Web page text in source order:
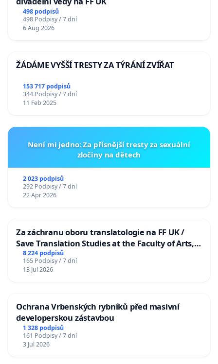
498 podpisů
498 Podpisy / 7 dní
6 Aug 2026
ŽÁDÁME VYŠŠÍ TRESTY ZA TÝRÁNÍ ZVÍŘAT
153 717 podpisů
344 Podpisy / 7 dní
11 Feb 2025
Není mi jedno: Za přísnější tresty za sexuální
zločiny na dětech
2 023 podpisů
292 Podpisy / 7 dní
22 Apr 2026
Za záchranu oboru translatologie na FF UK /
Save Translation Studies at the Faculty of Arts,
Charles University
8 224 podpisů
165 Podpisy / 7 dní
13 Jul 2026
Ochrana Vrbenských rybníků před masivní
developerskou zástavbou
1 328 podpisů
161 Podpisy / 7 dní
3 Jul 2026